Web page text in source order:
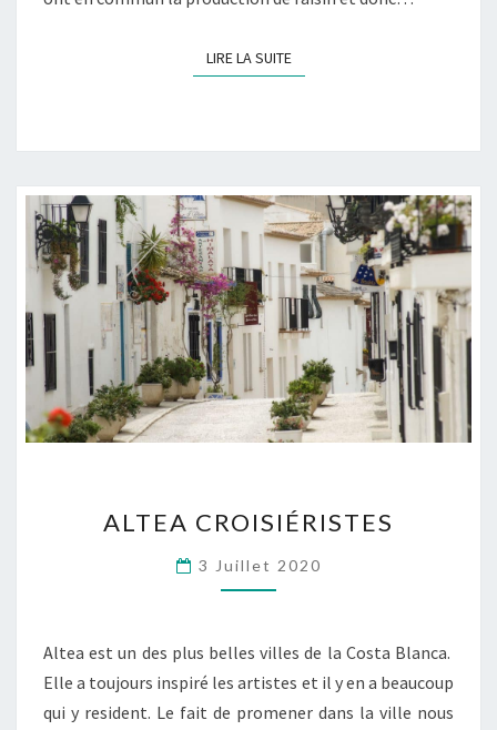
LIRE LA SUITELIRE LA SUITE
CROISIÉRISTES
ALTEA CROISIÉRISTES
3 Juillet 2020
Altea est un des plus belles villes de la Costa Blanca.
Elle a toujours inspiré les artistes et il y en a beaucoup
qui y resident. Le fait de promener dans la ville nous